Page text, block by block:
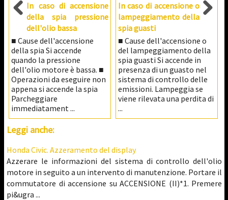
In caso di accensione
della spia pressione
dell'olio bassa
■ Cause dell'accensione
della spia Si accende
quando la pressione
dell'olio motore è bassa. ■
Operazioni da eseguire non
appena si accende la spia
Parcheggiare
immediatament ...
In caso di accensione o
lampeggiamento della
spia guasti
■ Cause dell'accensione o
del lampeggiamento della
spia guasti Si accende in
presenza di un guasto nel
sistema di controllo delle
emissioni. Lampeggia se
viene rilevata una perdita di
...
Leggi anche:
Honda Civic. Azzeramento del display
Azzerare le informazioni del sistema di controllo dell'olio
motore in seguito a un intervento di manutenzione. Portare il
commutatore di accensione su ACCENSIONE (II)*1. Premere
pi&ugra ...